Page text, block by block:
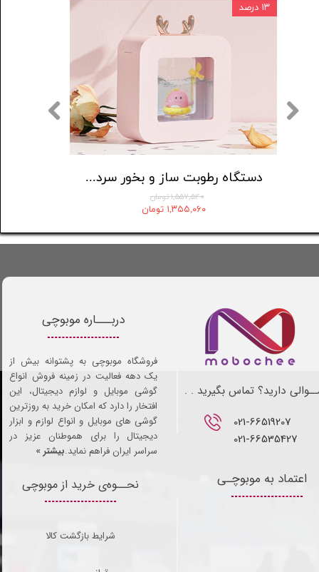
دستگاه رطوبت ساز و بخور سرد مدل A06
۱,۵۵۷,۵۴۰ تومان
۱,۳۵۵,۰۶۰ تومان
۱۳ درصد
021-66519207​​​​​​​
021-66535427
دارید؟ تماس بگیرید . .
نحــوه‌ی خرید از موبوچی
شرایط بازگشت کالا
اعتماد به موبوچـی
دربـــاره موبوچی
فروشگاه موبوچی به پشتوانه بیش از
یک دهه فعالیت در زمینه فروش انواع
گوشی موبایل و لوازم دیجیتال، این
افتخار را دارد که امکان خرید به روزترین
گوشی های موبایل و انواع لوازم و ابزار
دیجیتال را برای هموطنان عزیز در
سراسر ایران فراهم نماید.بیشتر »